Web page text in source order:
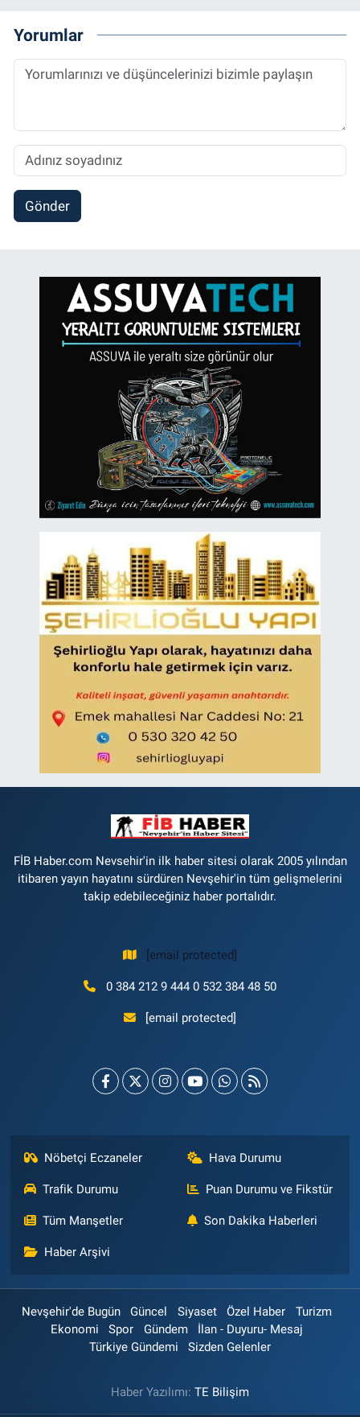
Yorumlar
Gönder
FİB Haber.com Nevsehir'in ilk haber sitesi olarak 2005 yılından
itibaren yayın hayatını sürdüren Nevşehir'in tüm gelişmelerini
takip edebileceğiniz haber portalıdır.
[email protected]
0 384 212 9 444 0 532 384 48 50
[email protected]
Nöbetçi Eczaneler Hava Durumu
Trafik Durumu Puan Durumu ve Fikstür
Tüm Manşetler Son Dakika Haberleri
Haber Arşivi
Nevşehir'de Bugün Güncel Siyaset Özel Haber
Turizm
Ekonomi
Spor Gündem
İlan - Duyuru- Mesaj
Türkiye Gündemi
Sizden Gelenler
Haber Yazılımı: TE Bilişim